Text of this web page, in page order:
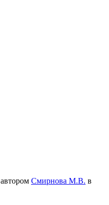
автором Смирнова М.В. в